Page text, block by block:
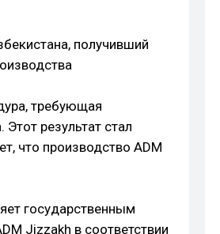
требующая
результат стал
что производство ADM
государственным
Jizzakh в соответствии